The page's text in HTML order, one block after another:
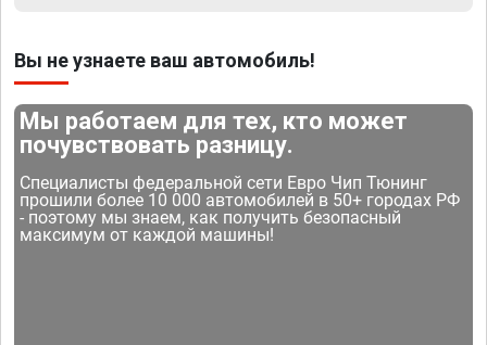
Вы не узнаете ваш автомобиль!
Мы работаем для тех, кто может
почувствовать разницу.
Специалисты федеральной сети Евро Чип Тюнинг
прошили более 10 000 автомобилей в 50+ городах РФ
- поэтому мы знаем, как получить безопасный
максимум от каждой машины!